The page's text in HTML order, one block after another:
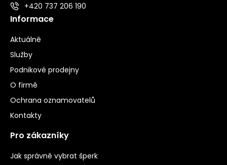
+420 737 206 190
Informace
Aktuálně
Služby
Podnikové prodejny
O firmě
Ochrana oznamovatelů
Kontakty
Pro zákazníky
Jak správně vybrat šperk